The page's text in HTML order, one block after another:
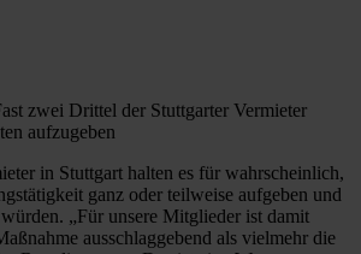
zwei Drittel der Stuttgarter Vermieter
aufzugeben
in Stuttgart halten es für wahrscheinlich,
ganz oder teilweise aufgeben und
„Für unsere Mitglieder ist damit
ausschlaggebend als vielmehr die